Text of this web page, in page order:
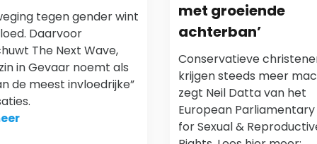
tegen gender wint
Daarvoor
The Next Wave,
in Gevaar noemt als
de meest invloedrijke”
met groeiende
achterban’
Conservatieve
krijgen steeds meer
zegt Neil Datta van het
European
for Sexual &